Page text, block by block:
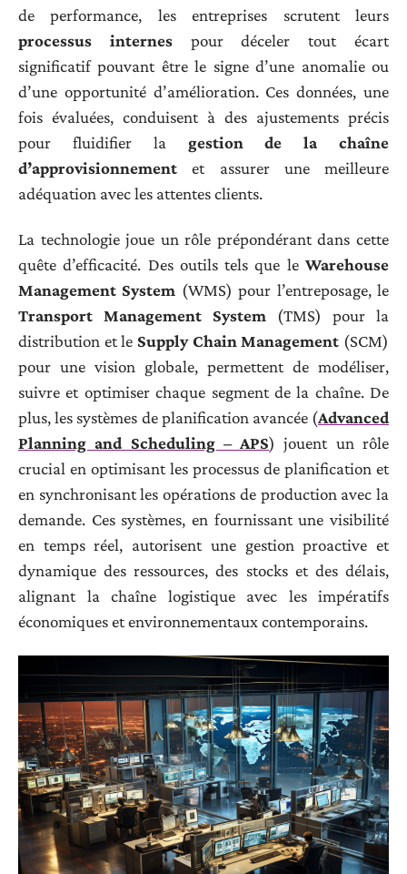
de performance, les entreprises scrutent leurs
processus internespour déceler tout écart
significatif pouvant être le signe d’une anomalie ou
d’une opportunité d’amélioration. Ces données, une
fois évaluées, conduisent à des ajustements précis
pour fluidifier la gestion de la chaîne
d’approvisionnement et assurer une meilleure
adéquation avec les attentes clients.
La technologie joue un rôle prépondérant dans cette
quête d’efficacité. Des outils tels que le Warehouse
Management System (WMS) pour l’entreposage, le
Transport Management System (TMS) pour la
distribution et le Supply Chain Management (SCM)
pour une vision globale, permettent de modéliser,
suivre et optimiser chaque segment de la chaîne. De
plus, les systèmes de planification avancée (Advanced
Planning and Scheduling – APS) jouent un rôle
crucial en optimisant les processus de planification et
en synchronisant les opérations de production avec la
demande. Ces systèmes, en fournissant une visibilité
en temps réel, autorisent une gestion proactive et
dynamique des ressources, des stocks et des délais,
alignant la chaîne logistique avec les impératifs
économiques et environnementaux contemporains.